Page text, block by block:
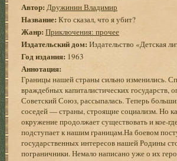
Автор: Дружинин Владимир
Название: Кто сказал, что я убит?
Жанр: Приключения: прочее
Издательский дом: Издательство «Детская
Год издания: 1963
Аннотация:
Границы нашей страны сильно изменились.
враждебных капиталистических государств,
Советский Союз, рассыпалась. Теперь
соседей — страны, строящие социализм. Но
окружение продолжает существовать и кое-
подступает к нашим границам.На боевом
государственных интересов нашей Родины
пограничники. Немало написано уже о их